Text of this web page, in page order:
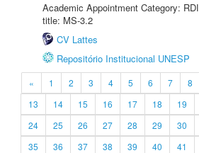
Academic Appointment Category:
title: MS-3.2
CV Lattes
Repositório Institucional UNESP
« 1 2 3 4 5 6 7 8
13
14 15 16 17 18 19
24
25 26 27 28 29 30
35
36 37 38 39 40 41